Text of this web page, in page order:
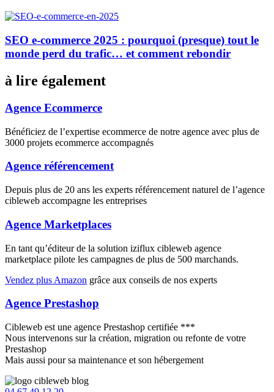
SEO e-commerce 2025 : pourquoi (presque) tout le
monde perd du trafic… et comment rebondir
à lire également
Agence Ecommerce
Bénéficiez de l’expertise ecommerce de notre agence avec plus de
3000 projets ecommerce accompagnés
Agence référencement
Depuis plus de 20 ans les experts référencement naturel de l’agence
cibleweb accompagne les entreprises
Agence Marketplaces
En tant qu’éditeur de la solution iziflux cibleweb agence
marketplace pilote les campagnes de plus de 500 marchands.
Vendez plus Amazon grâce aux conseils de nos experts
Agence Prestashop
Cibleweb est une agence Prestashop certifiée ***
Nous intervenons sur la création, migration ou refonte de votre
Prestashop
Mais aussi pour sa maintenance et son hébergement